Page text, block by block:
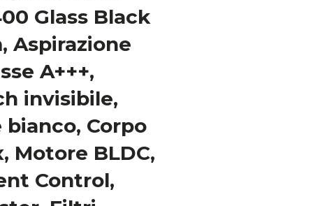
Glass Black
Aspirazione
A+++,
invisibile,
Corpo
Motore BLDC,
Control,